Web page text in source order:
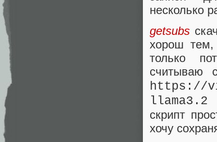
несколько
getsubs
хорош тем,
только
считываю
https://
llama3.2
скрипт
хочу